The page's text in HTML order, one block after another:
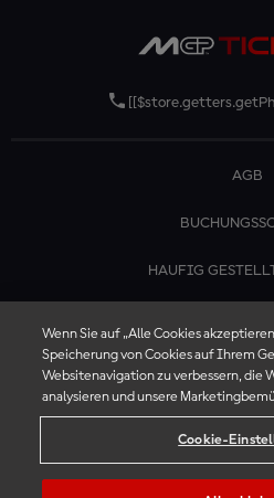
AGB
HAUFIG
Wenn Sie auf „Alle Cookies
Speicherung von Cookies auf Ihrem
Websitenavigation zu verbessern, die
analysieren und unsere
Cookie-